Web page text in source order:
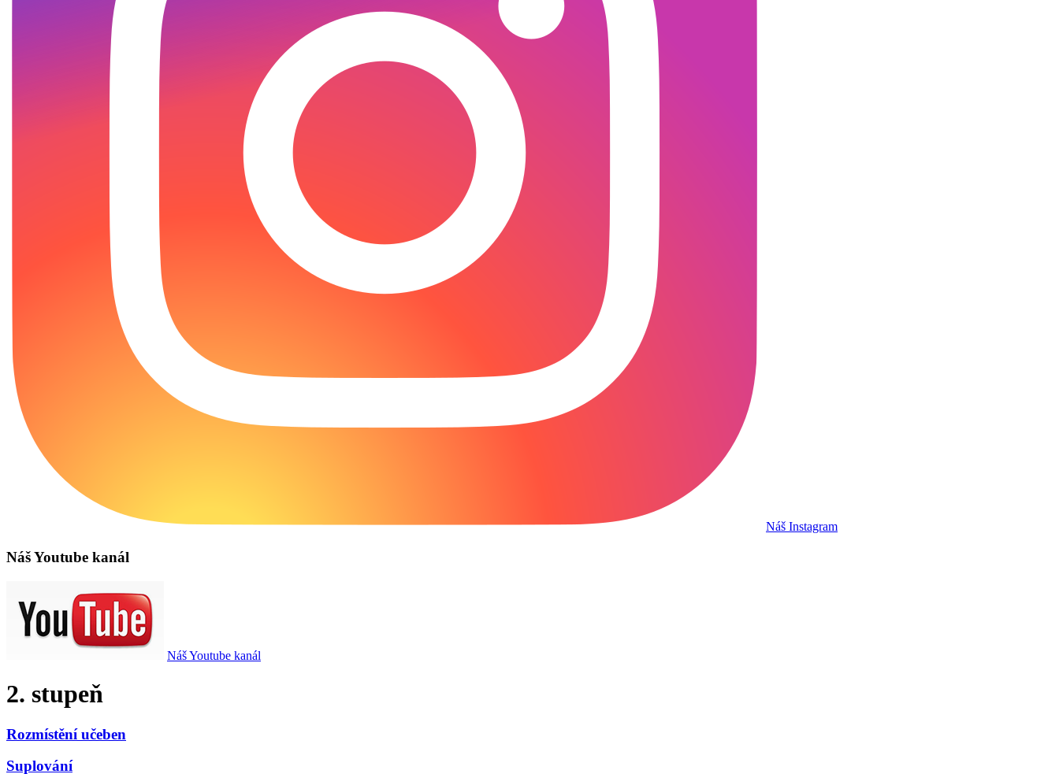
Náš Instagram
Náš Youtube kanál
Náš Youtube kanál
2. stupeň
Rozmístění učeben
Suplování